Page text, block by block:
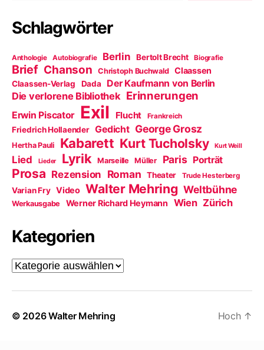
Schlagwörter
Anthologie Autobiografie Berlin Bertolt Brecht Biografie
Brief Chanson Christoph Buchwald Claassen
Claassen-Verlag Dada Der Kaufmann von Berlin
Die verlorene Bibliothek Erinnerungen
Erwin Piscator Exil Flucht Frankreich
Friedrich Hollaender Gedicht George Grosz
Hertha Pauli Kabarett Kurt Tucholsky Kurt Weill
Lied Lieder Lyrik Marseille Müller Paris Porträt
Prosa Rezension Roman Theater Trude Hesterberg
Varian Fry Video Walter Mehring Weltbühne
Werkausgabe Werner Richard Heymann Wien Zürich
Kategorien
Kategorien
© 2026Walter Mehring Hoch ↑